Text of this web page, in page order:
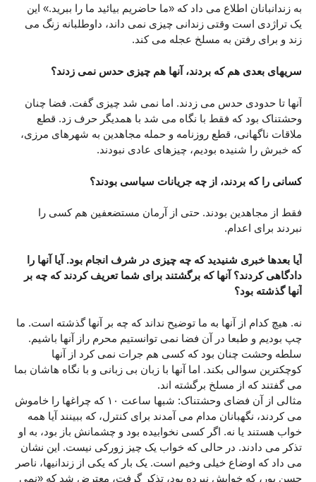
به زندانبانان اطلاع می داد که «ما حاضریم بیائید ما را ببرید.» این
یک تراژدی است وقتی زندانی چیزی نمی داند، داوطلبانه زنگ می
زند و برای رفتن به مسلخ عجله می کند.
سریهای بعدی هم که بردند، آنها هم چیزی حدس نمی زدند؟
آنها تا حدودی حدس می زدند. اما نمی شد چیزی گفت. فضا چنان
وحشتناک بود که فقط با نگاه می شد با همدیگر حرف زد. قطع
ملاقات ناگهانی، قطع روزنامه و حمله مجاهدین به شهرهای مرزی،
که خبرش را شنیده بودیم، چیزهای عادی نبودند.
کسانی را که بردند، از چه جریانات سیاسی بودند؟
فقط از مجاهدین بودند. حتی از آرمان مستضعفین هم کسی را
نبردند برای اعدام.
آیا بعدها خبری شنیدید که چه چیزی در شرف انجام بود. آیا آنها را
دادگاهی کردند؟ آنها که برگشتند برای شما تعریف کردند که چه بر
آنها گذشته بود؟
نه. هیچ کدام از آنها به ما توضیح نداند که چه بر آنها گذشته است. ما
چپ بودیم و طبعا در آن فضا نمی توانستیم محرم راز آنها باشیم.
سلطه وحشت چنان بود که کسی هم جرات نمی کرد از آنها
کوچکترین سوالی بکند. اما آنها با زبان بی زبانی و با نگاه هاشان بما
می گفتند که از مسلخ برگشته اند.
مثالی از آن فضای وحشتناک: شبها ساعت ١٠ که چراغها را خاموش
می کردند، نگهبانان مدام می آمدند برای کنترل، که ببینند آیا همه
خواب هستند یا نه. اگر کسی نخوابیده بود و چشمانش باز بود، به او
تذکر می دادند. در حالی که خواب یک چیز زورکی نیست. این نشان
می داد که اوضاع خیلی وخیم است. یک بار که یکی از زندانیها، ناصر
حسن پور، که خوابش نبرده بود، تذکر گرفت، معترض شد که «نمی